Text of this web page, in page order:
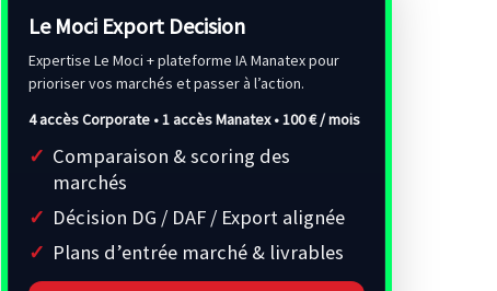
Le Moci Export Decision
Expertise Le Moci + plateforme IA Manatex pour
prioriser vos marchés et passer à l’action.
4 accès Corporate • 1 accès Manatex •100 € / mois
Comparaison & scoring des
marchés
Décision DG / DAF / Export alignée
Plans d’entrée marché & livrables